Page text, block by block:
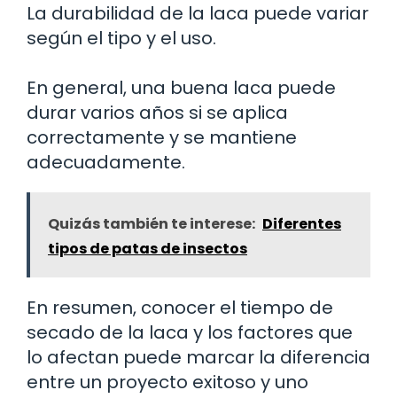
La durabilidad de la laca puede variar
según el tipo y el uso.
En general, una buena laca puede
durar varios años si se aplica
correctamente y se mantiene
adecuadamente.
Quizás también te interese: Diferentes
tipos de patas de insectos
En resumen, conocer el tiempo de
secado de la laca y los factores que
lo afectan puede marcar la diferencia
entre un proyecto exitoso y uno